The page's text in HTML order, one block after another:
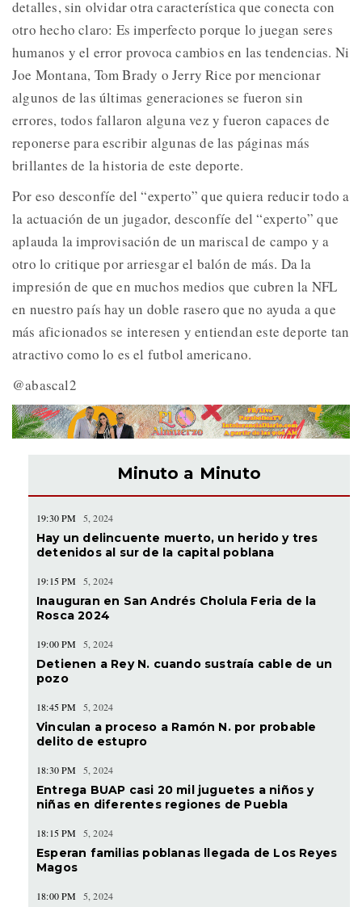
detalles, sin olvidar otra característica que conecta con
otro hecho claro: Es imperfecto porque lo juegan seres
humanos y el error provoca cambios en las tendencias. Ni
Joe Montana, Tom Brady o Jerry Rice por mencionar
algunos de las últimas generaciones se fueron sin
errores, todos fallaron alguna vez y fueron capaces de
reponerse para escribir algunas de las páginas más
brillantes de la historia de este deporte.
Por eso desconfíe del “experto” que quiera reducir todo a
la actuación de un jugador, desconfíe del “experto” que
aplauda la improvisación de un mariscal de campo y a
otro lo critique por arriesgar el balón de más. Da la
impresión de que en muchos medios que cubren la NFL
en nuestro país hay un doble rasero que no ayuda a que
más aficionados se interesen y entiendan este deporte tan
atractivo como lo es el futbol americano.
@abascal2
Minuto a Minuto
19:30 PM 5, 2024
Hay un delincuente muerto, un herido y tres
detenidos al sur de la capital poblana
19:15 PM 5, 2024
Inauguran en San Andrés Cholula Feria de la
Rosca 2024
19:00 PM 5, 2024
Detienen a Rey N. cuando sustraía cable de un
pozo
18:45 PM 5, 2024
Vinculan a proceso a Ramón N. por probable
delito de estupro
18:30 PM 5, 2024
Entrega BUAP casi 20 mil juguetes a niños y
niñas en diferentes regiones de Puebla
18:15 PM 5, 2024
Esperan familias poblanas llegada de Los Reyes
Magos
18:00 PM 5, 2024